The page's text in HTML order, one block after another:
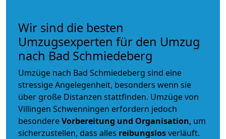
Wir sind die besten
Umzugsexperten für den Umzug
nach Bad Schmiedeberg
Umzüge nach Bad Schmiedeberg sind eine
stressige Angelegenheit, besonders wenn sie
über große Distanzen stattfinden. Umzüge von
Villingen Schwenningen erfordern jedoch
besondereVorbereitung und Organisation, um
sicherzustellen, dass alles reibungslosverläuft.